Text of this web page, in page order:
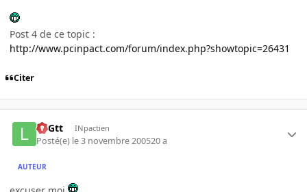
Post 4 de ce topic :
http://www.pcinpact.com/forum/index.php?showtopic=26431
Citer
LoGtt INpactien
Posté(e) le 3 novembre 200520 a
AUTEUR